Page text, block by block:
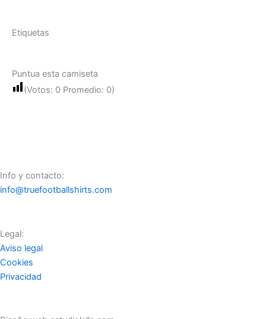
Etiquetas
Puntua esta camiseta
(Votos: 0 Promedio: 0)
Info y contacto:
info@truefootballshirts.com
Legal:
Aviso legal
Cookies
Privacidad